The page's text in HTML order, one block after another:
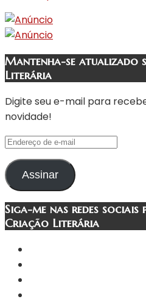
Mantenha-se atualizado
Literária
Digite seu e-mail para
novidade!
Endereço
de
e-
mail
Assinar
Siga-me nas redes
Criação Literária